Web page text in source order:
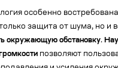
особенно востребована
защита от шума, но и
окружающую обстановку.
позволяют